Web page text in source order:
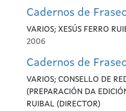
Cadernos de
VARIOS; XESÚS FERRO
2006
Cadernos de
VARIOS; CONSELLO DE
(PREPARACIÓN DA
RUIBAL (DIRECTOR)